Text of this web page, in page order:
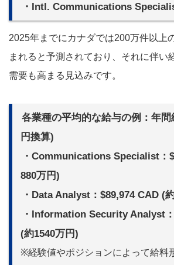
・Intl. Communications
2025年までにカナダでは200万件以上
まれると予測されており、それに伴い
需要も高まる見込みです。
各業種の平均的な給与の例：年
円換算)
・Communications Specialist：
880万円)
・Data Analyst：$89,974 CAD (
・Information Security Analyst
(約1540万円)
※経験値やポジションによって給料